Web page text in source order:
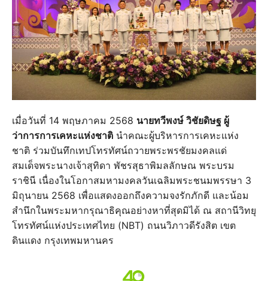
เมื่อวันที่ 14 พฤษภาคม 2568 นายทวีพงษ์ วิชัยดิษฐ ผู้
ว่าการการเคหะแห่งชาติ นำคณะผู้บริหารการเคหะแห่ง
ชาติ ร่วมบันทึกเทปโทรทัศน์ถวายพระพรชัยมงคลแด่
สมเด็จพระนางเจ้าสุทิดา พัชรสุธาพิมลลักษณ พระบรม
ราชินี เนื่องในโอกาสมหามงคลวันเฉลิมพระชนมพรรษา 3
มิถุนายน 2568 เพื่อแสดงออกถึงความจงรักภักดี และน้อม
สำนึกในพระมหากรุณาธิคุณอย่างหาที่สุดมิได้ ณ สถานีวิทยุ
โทรทัศน์แห่งประเทศไทย (NBT) ถนนวิภาวดีรังสิต เขต
ดินแดง กรุงเทพมหานคร